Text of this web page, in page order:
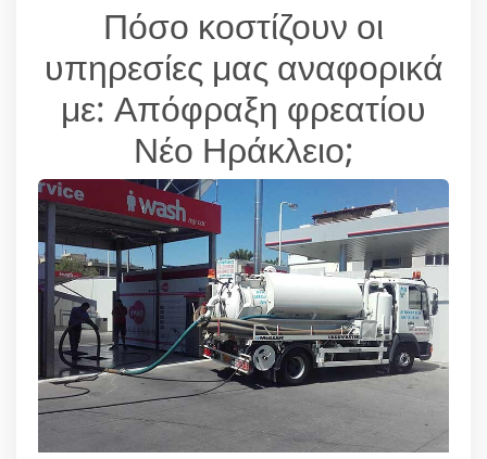
Πόσο κοστίζουν οι
υπηρεσίες μας αναφορικά
με: Απόφραξη φρεατίου
Νέο Ηράκλειο;